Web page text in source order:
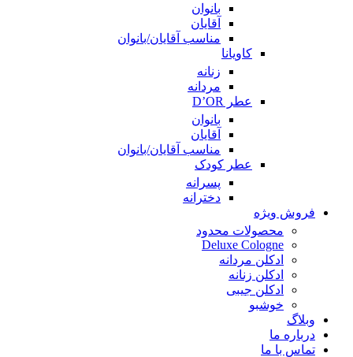
بانوان
آقایان
مناسب آقایان/بانوان
کاویانا
زنانه
مردانه
عطر D’OR
بانوان
آقایان
مناسب آقایان/بانوان
عطر کودک
پسرانه
دخترانه
فروش ویژه
محصولات محدود
Deluxe Cologne
ادکلن مردانه
ادکلن زنانه
ادکلن جیبی
خوشبو
وبلاگ
درباره ما
تماس با ما